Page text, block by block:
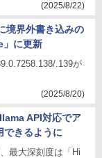
(2025/8/22)
境界外書き込みの
に更新
.139が
(2025/8/20)
API対応でア
できるように
最大深刻度は「Hi